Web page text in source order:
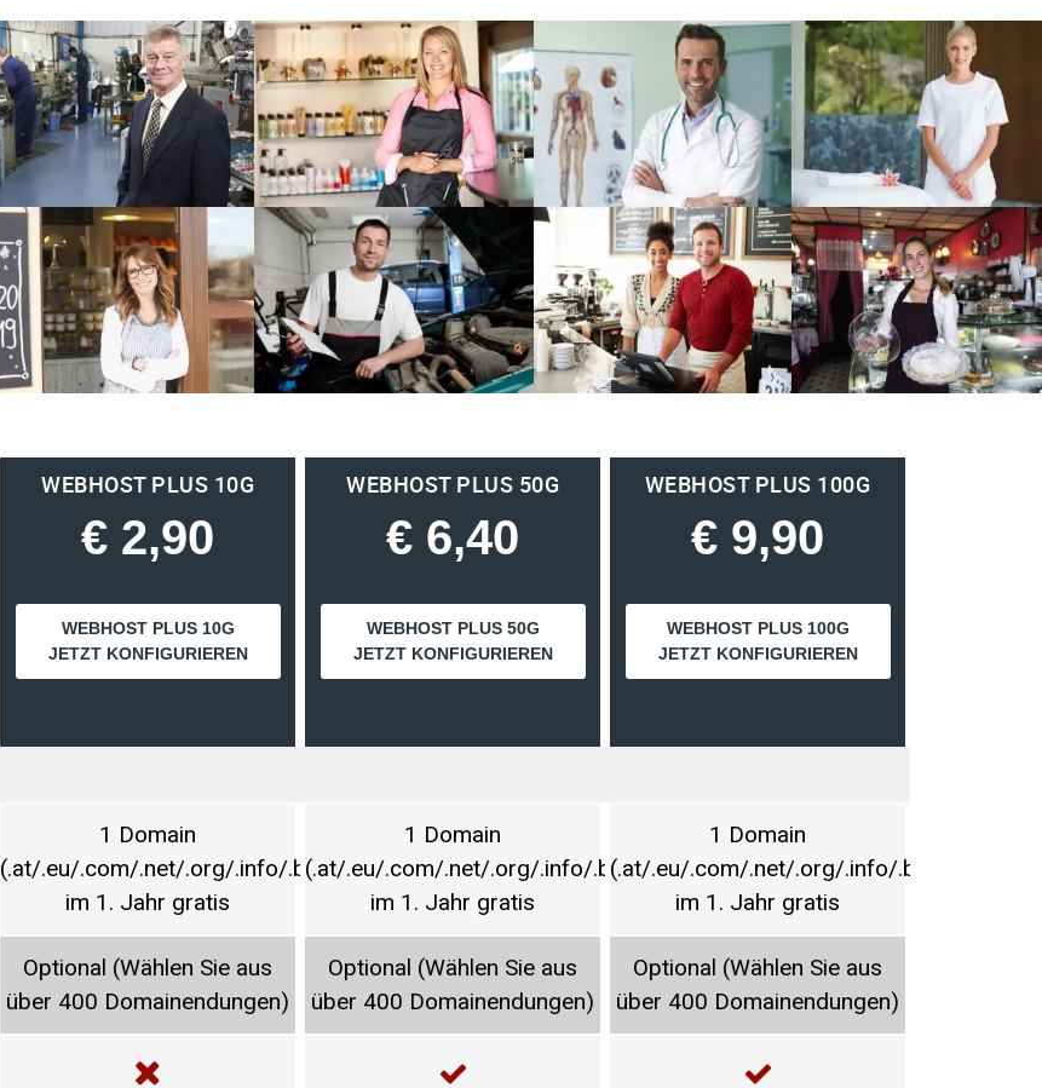
WEBHOST PLUS 10G
€ 2,90
WEBHOST PLUS 10G
JETZT KONFIGURIEREN
1 Domain
(.at/.eu/.com/.net/.org/.info/.biz)
im 1. Jahr gratis
Optional (Wählen Sie aus
über 400 Domainendungen)
WEBHOST PLUS 50G
€ 6,40
WEBHOST PLUS 50G
JETZT KONFIGURIEREN
1 Domain
(.at/.eu/.com/.net/.org/.info/.biz)
im 1. Jahr gratis
Optional (Wählen Sie aus
über 400 Domainendungen)
WEBHOST PLUS 100G
€ 9,90
WEBHOST PLUS 100G
JETZT KONFIGURIEREN
1 Domain
(.at/.eu/.com/.net/.org/.info/.biz)
im 1. Jahr gratis
Optional (Wählen Sie aus
über 400 Domainendungen)